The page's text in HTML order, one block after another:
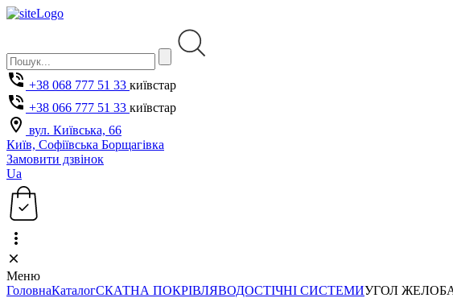
+38 068 777 51 33 київстар
+38 066 777 51 33 київстар
вул. Київська, 66
Київ, Софіївська Борщагівка
Замовити дзвінок
Ua
Меню
ГоловнаКаталогСКАТНА ПОКРІВЛЯВОДОСТІЧНІ СИСТЕМИУГОЛ